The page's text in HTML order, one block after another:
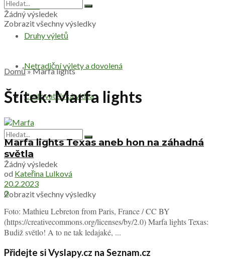
Svět
Druhy výletů
Netradiční výlety a dovolená
Cestovatelská videa
Žádný výsledek
Zobrazit všechny výsledky
Žádný výsledek
Zobrazit všechny výsledky
Domů»Marfa lights
Štítek:Marfa lights
Marfa lights Texas aneb hon na záhadná
světla
od Kateřina Lulková
20.2.2023
0
Foto: Mathieu Lebreton from Paris, France / CC BY
(https://creativecommons.org/licenses/by/2.0) Marfa lights Texas:
Budiž světlo! A to ne tak ledajaké, ...
Přidejte si Vyslapy.cz na Seznam.cz